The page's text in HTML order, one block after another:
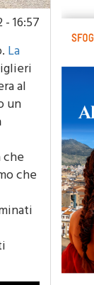
16:57
La
al
un
che